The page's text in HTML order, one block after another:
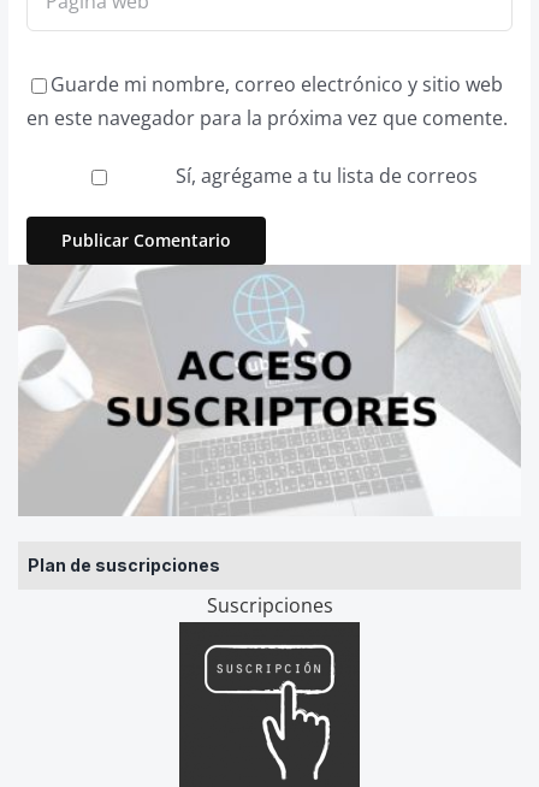
Plan de suscripciones
Suscripciones
Guarde mi nombre, correo electrónico y sitio web
en este navegador para la próxima vez que comente.
Sí, agrégame a tu lista de correos